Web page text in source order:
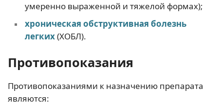
умеренно выраженной и тяжелой формах);
хроническая обструктивная болезнь
легких(ХОБЛ).
Противопоказания
Противопоказаниями к назначению препарата
являются: